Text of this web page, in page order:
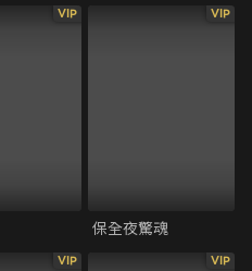
VIP VIP
保全夜驚魂
VIP VIP